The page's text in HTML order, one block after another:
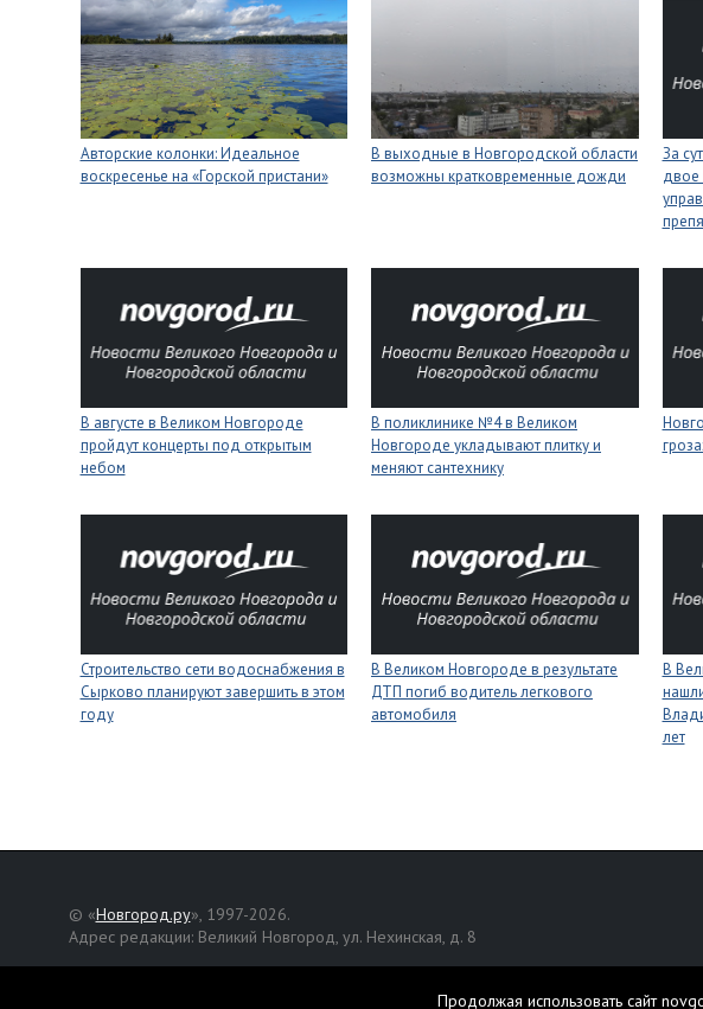
Авторские колонки: Идеальное
воскресенье на «Горской пристани»
В выходные в Новгородской области
возможны кратковременные дожди
За
двое
В августе в Великом Новгороде
пройдут концерты под открытым
небом
В поликлинике №4 в Великом
Новгороде укладывают плитку и
меняют сантехнику
Строительство сети водоснабжения в
Сырково планируют завершить в этом
году
В Великом Новгороде в результате
ДТП погиб водитель легкового
автомобиля
В
лет
© «Новгород.ру», 1997-2026.
Адрес редакции: Великий Новгород, ул. Нехинская, д. 8
Продолжая использовать сайт